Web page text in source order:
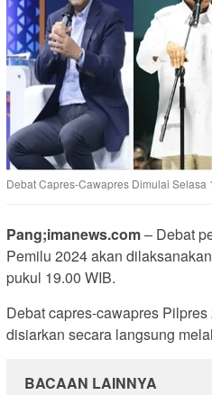
Debat Capres-Cawapres Dimulai Selasa
Pang;imanews.com– Debat
Pemilu 2024 akan
pukul 19.00 WIB.
Debat capres-cawapres
disiarkan secara langsung
BACAAN LAINNYA